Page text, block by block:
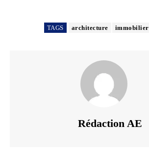
TAGS architecture immobilier
Rédaction AE